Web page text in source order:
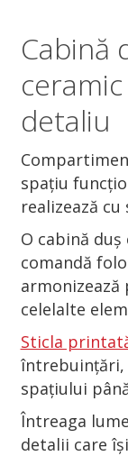
Cabină
detaliu
spațiu
realizează
O cabină
comandă
armonizează
celelalte
Sticla
întrebuințări,
spațiului
Întreaga
detalii care